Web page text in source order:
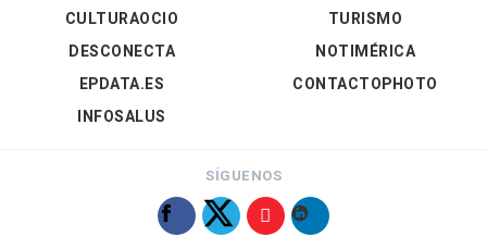
CULTURAOCIO
DESCONECTA
EPDATA.ES
INFOSALUS
TURISMO
NOTIMÉRICA
CONTACTOPHOTO
SÍGUENOS